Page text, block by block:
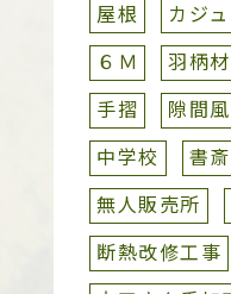
屋根
カジ
６Ｍ
羽柄材
手摺
隙間風
中学校
書斎
無人販売所
断熱改修工事